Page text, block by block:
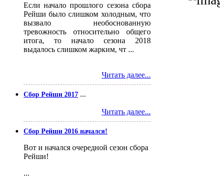
Если начало прошлого сезона сбора
Рейши было слишком холодным, что
вызвало необоснованную
тревожность относительно общего
итога, то начало сезона 2018
выдалось слишком жарким, чт ...
Читать далее...
Сбор Рейши 2017 ...
Читать далее...
Сбор Рейши 2016 начался!
Вот и начался очередной сезон сбора
Рейши!
...